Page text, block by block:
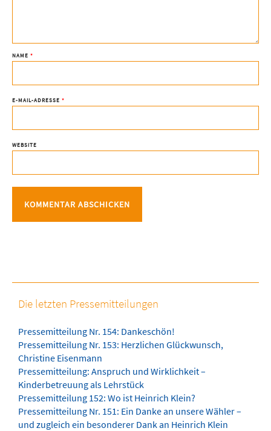
NAME *
E-MAIL-ADRESSE *
WEBSITE
Die letzten Pressemitteilungen
Pressemitteilung Nr. 154: Dankeschön!
Pressemitteilung Nr. 153: Herzlichen Glückwunsch,
Christine Eisenmann
Pressemitteilung: Anspruch und Wirklichkeit –
Kinderbetreuung als Lehrstück
Pressemitteilung 152: Wo ist Heinrich Klein?
Pressemitteilung Nr. 151: Ein Danke an unsere Wähler –
und zugleich ein besonderer Dank an Heinrich Klein